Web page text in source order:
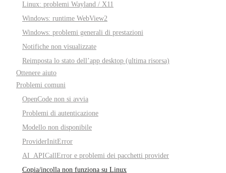
Linux: problemi Wayland / X11
Windows: runtime WebView2
Windows: problemi generali di prestazioni
Notifiche non visualizzate
Reimposta lo stato dell’app desktop (ultima risorsa)
Ottenere aiuto
Problemi comuni
OpenCode non si avvia
Problemi di autenticazione
Modello non disponibile
ProviderInitError
AI_APICallError e problemi dei pacchetti provider
Copia/incolla non funziona su Linux